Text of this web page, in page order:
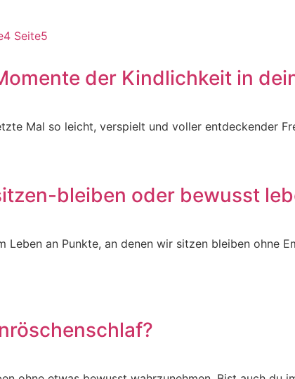
4 Seite5
der Kindlichkeit in
Mal so leicht, verspielt und voller entdeckender
bleiben oder bewusst
Leben an Punkte, an denen wir sitzen bleiben ohne